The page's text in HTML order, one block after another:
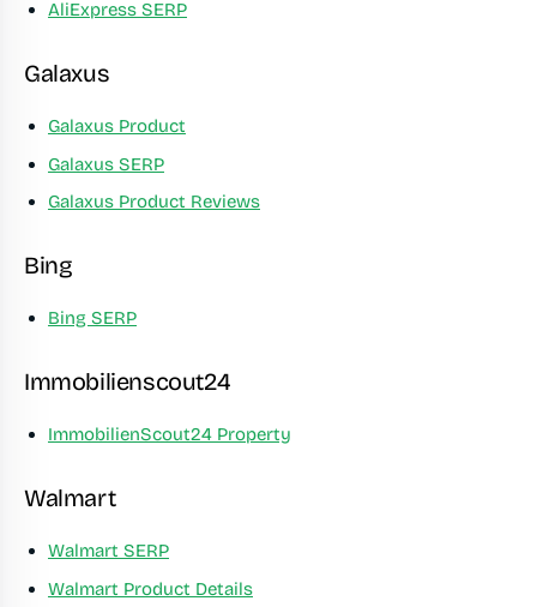
AliExpress SERP
Galaxus
Galaxus Product
Galaxus SERP
Galaxus Product Reviews
Bing
Bing SERP
Immobilienscout24
ImmobilienScout24 Property
Walmart
Walmart SERP
Walmart Product Details